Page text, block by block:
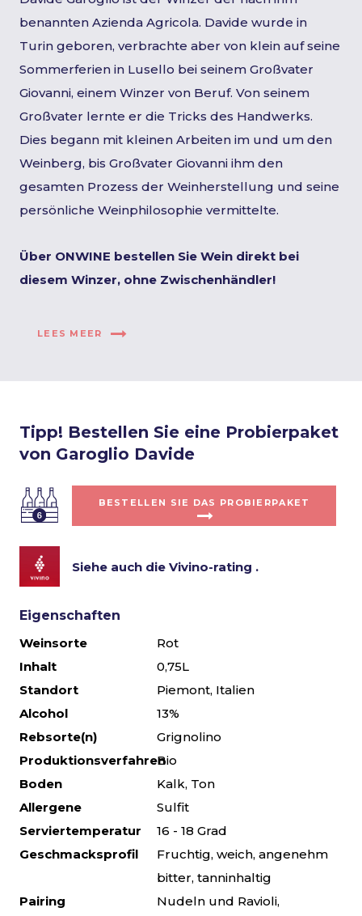
benannten Azienda Agricola. Davide wurde in
Turin geboren, verbrachte aber von klein auf seine
Sommerferien in Lusello bei seinem Großvater
Giovanni, einem Winzer von Beruf. Von seinem
Großvater lernte er die Tricks des Handwerks.
Dies begann mit kleinen Arbeiten im und um den
Weinberg, bis Großvater Giovanni ihm den
gesamten Prozess der Weinherstellung und seine
persönliche Weinphilosophie vermittelte.
Über ONWINE bestellen Sie Wein direkt bei
diesem Winzer, ohne Zwischenhändler!
LEES MEER
Tipp! Bestellen Sie eine Probierpaket
von Garoglio Davide
BESTELLEN SIE DAS PROBIERPAKET
Siehe auch die Vivino-rating .
Eigenschaften
Weinsorte
Rot
Inhalt
0,75L
Standort
Piemont, Italien
Alcohol
13%
Rebsorte(n)
Grignolino
ProduktionsverfahrenBio
Boden
Kalk, Ton
Allergene
Sulfit
Serviertemperatur
16 - 18 Grad
Geschmacksprofil
Fruchtig, weich, angenehm
bitter, tanninhaltig
Pairing
Nudeln und Ravioli,